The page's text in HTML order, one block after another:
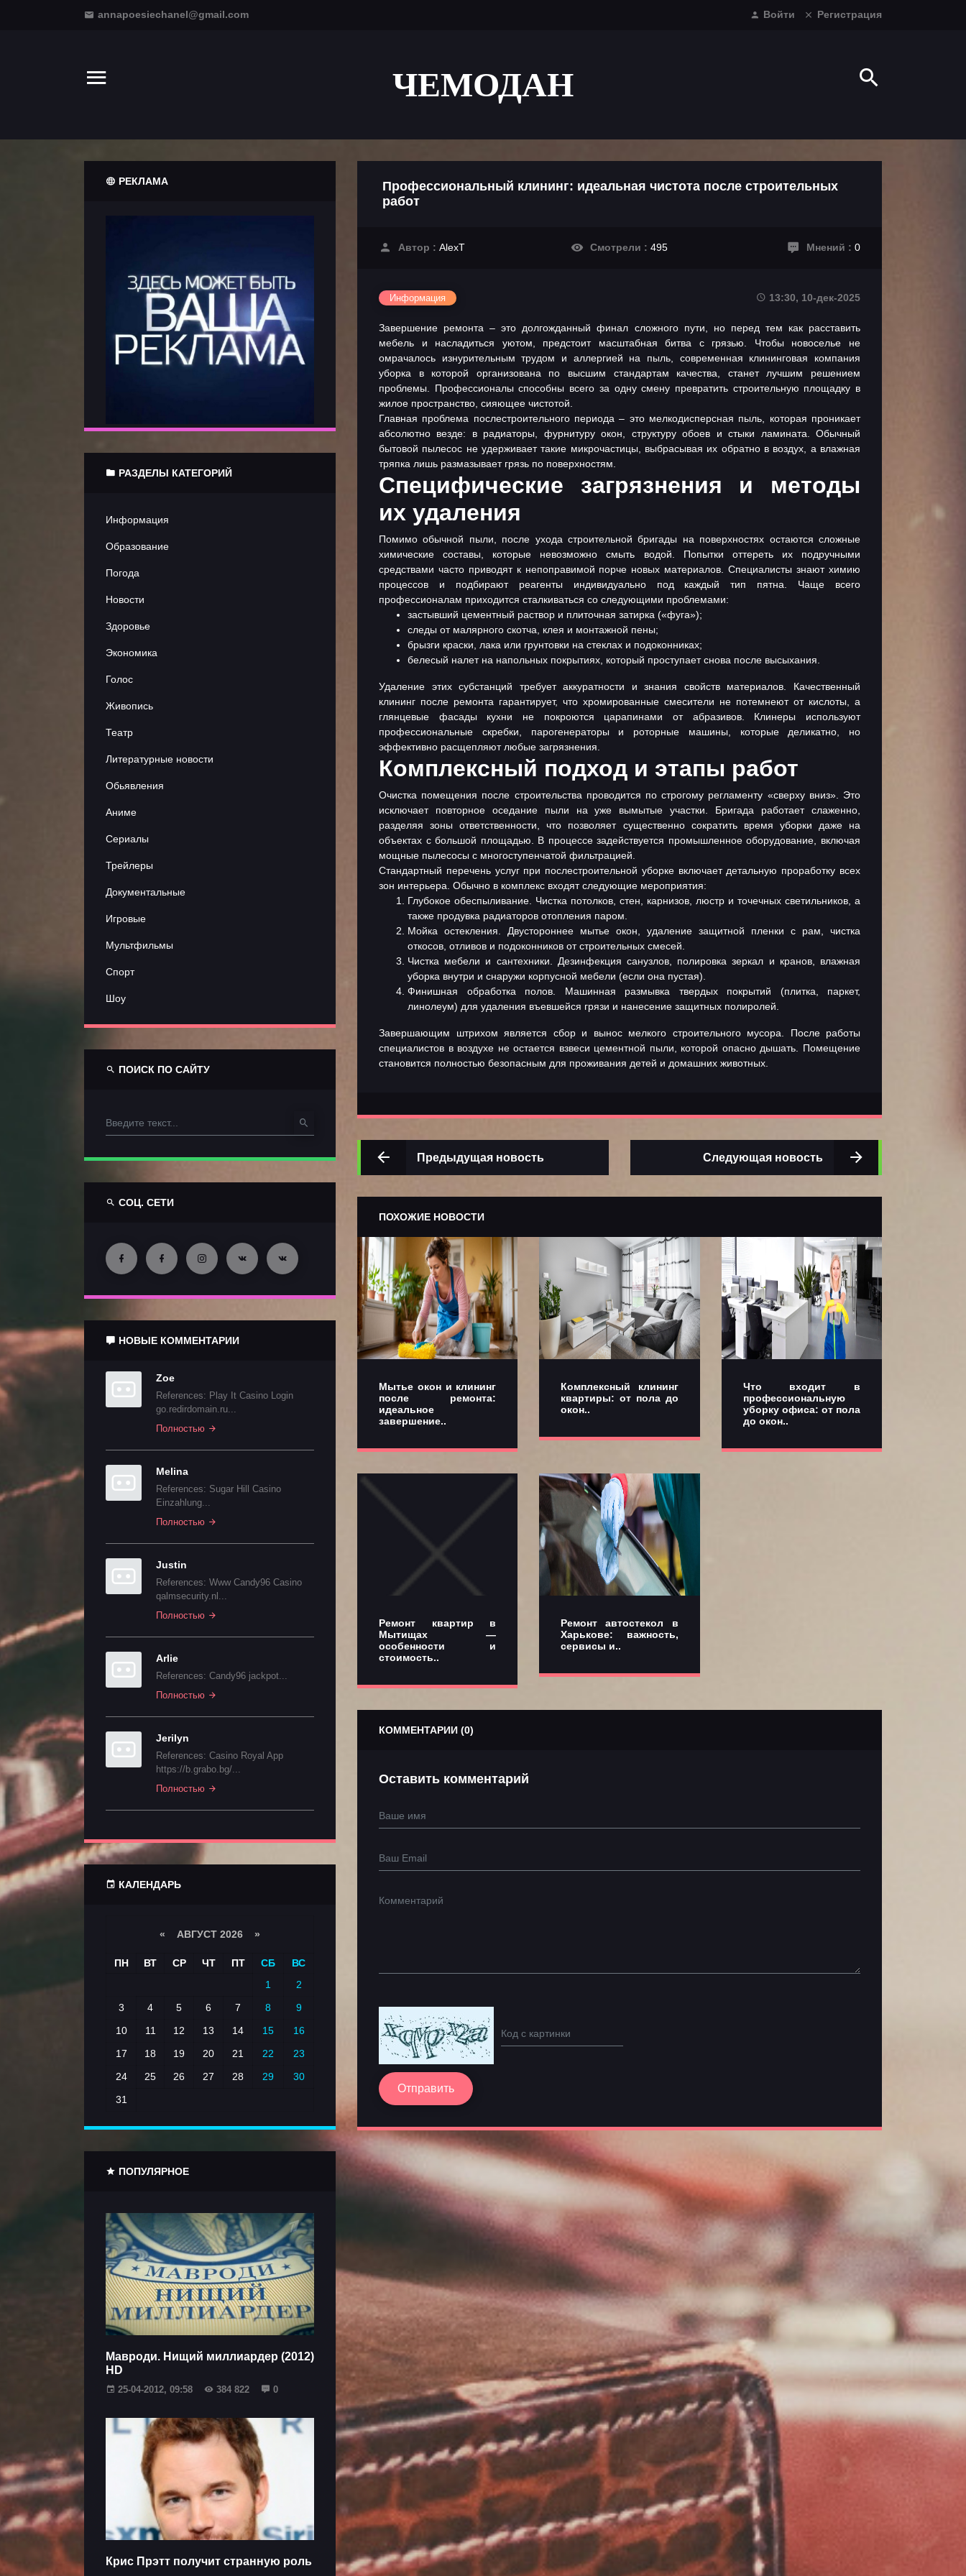
Театральные
Литиратурные
Мультфильмы
Объявления
annapoesiechanel@gmail.com Войти Регистрация
ЧЕМОДАН
РЕКЛАМА
РАЗДЕЛЫ КАТЕГОРИЙ
Информация
Образование
Погода
Новости
Здоровье
Экономика
Голос
Живопись
Театр
Литературные новости
Обьявления
Аниме
Сериалы
Трейлеры
Документальные
Игровые
Мультфильмы
Спорт
Шоу
ПОИСК ПО САЙТУ
СОЦ. СЕТИ
НОВЫЕ КОММЕНТАРИИ
Zoe
References: Play It Casino Login
go.redirdomain.ru...
Полностью
Melina
References: Sugar Hill Casino
Einzahlung...
Полностью
Justin
References: Www Candy96 Casino
qalmsecurity.nl...
Полностью
Arlie
References: Candy96 jackpot...
Полностью
Jerilyn
References: Casino Royal App
https://b.grabo.bg/...
Полностью
КАЛЕНДАРЬ
« АВГУСТ 2026 »
ПН ВТ СР ЧТ ПТ СБ
ВС
1
2
3
4 5 6 7 8
9
10
11 12 13 14 15
16
17
18 19 20 21 22
23
24
25 26 27 28 29
30
31
ПОПУЛЯРНОЕ
Мавроди. Нищий миллиардер (2012)
HD
25-04-2012, 09:58 384 822 0
Крис Прэтт получит странную роль
Профессиональный клининг: идеальная чистота после строительных
работ
Автор : AlexT Смотрели :495 Мнений : 0
Информация 13:30, 10-дек-2025
Завершение ремонта – это долгожданный финал сложного пути, но перед тем как расставить
мебель и насладиться уютом, предстоит масштабная битва с грязью. Чтобы новоселье не
омрачалось изнурительным трудом и аллергией на пыль, современная клининговая компания
уборка в которой организована по высшим стандартам качества, станет лучшим решением
проблемы. Профессионалы способны всего за одну смену превратить строительную площадку в
жилое пространство, сияющее чистотой.
Главная проблема послестроительного периода – это мелкодисперсная пыль, которая проникает
абсолютно везде: в радиаторы, фурнитуру окон, структуру обоев и стыки ламината. Обычный
бытовой пылесос не удерживает такие микрочастицы, выбрасывая их обратно в воздух, а влажная
тряпка лишь размазывает грязь по поверхностям.
Специфические загрязнения и методы
их удаления
Помимо обычной пыли, после ухода строительной бригады на поверхностях остаются сложные
химические составы, которые невозможно смыть водой. Попытки оттереть их подручными
средствами часто приводят к непоправимой порче новых материалов. Специалисты знают химию
процессов и подбирают реагенты индивидуально под каждый тип пятна. Чаще всего
профессионалам приходится сталкиваться со следующими проблемами:
застывший цементный раствор и плиточная затирка («фуга»);
следы от малярного скотча, клея и монтажной пены;
брызги краски, лака или грунтовки на стеклах и подоконниках;
белесый налет на напольных покрытиях, который проступает снова после высыхания.
Удаление этих субстанций требует аккуратности и знания свойств материалов. Качественный
клининг после ремонта гарантирует, что хромированные смесители не потемнеют от кислоты, а
глянцевые фасады кухни не покроются царапинами от абразивов. Клинеры используют
профессиональные скребки, парогенераторы и роторные машины, которые деликатно, но
эффективно расщепляют любые загрязнения.
Комплексный подход и этапы работ
Очистка помещения после строительства проводится по строгому регламенту «сверху вниз». Это
исключает повторное оседание пыли на уже вымытые участки. Бригада работает слаженно,
разделяя зоны ответственности, что позволяет существенно сократить время уборки даже на
объектах с большой площадью. В процессе задействуется промышленное оборудование, включая
мощные пылесосы с многоступенчатой фильтрацией.
Стандартный перечень услуг при послестроительной уборке включает детальную проработку всех
зон интерьера. Обычно в комплекс входят следующие мероприятия:
Глубокое обеспыливание. Чистка потолков, стен, карнизов, люстр и точечных светильников, а
также продувка радиаторов отопления паром.
Мойка остекления. Двустороннее мытье окон, удаление защитной пленки с рам, чистка
откосов, отливов и подоконников от строительных смесей.
Чистка мебели и сантехники. Дезинфекция санузлов, полировка зеркал и кранов, влажная
уборка внутри и снаружи корпусной мебели (если она пустая).
Финишная обработка полов. Машинная размывка твердых покрытий (плитка, паркет,
линолеум) для удаления въевшейся грязи и нанесение защитных полиролей.
Завершающим штрихом является сбор и вынос мелкого строительного мусора. После работы
специалистов в воздухе не остается взвеси цементной пыли, которой опасно дышать. Помещение
становится полностью безопасным для проживания детей и домашних животных.
Предыдущая новость Следующая новость
ПОХОЖИЕ НОВОСТИ
Мытье окон и клининг
после ремонта:
идеальное
завершение..
Комплексный клининг
квартиры: от пола до
окон..
Что входит в
профессиональную
уборку офиса: от пола
до окон..
Ремонт квартир в
Мытищах —
особенности и
стоимость..
Ремонт автостекол в
Харькове: важность,
сервисы и..
КОММЕНТАРИИ (0)
Оставить комментарий